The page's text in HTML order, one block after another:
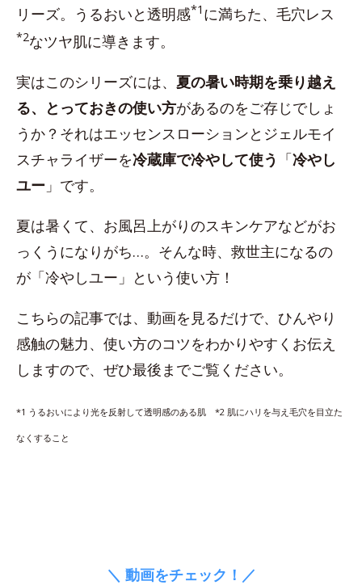
リーズ。うるおいと透明感*1 に満ちた、毛穴レス
*2なツヤ肌に導きます。
実はこのシリーズには、 夏の暑い時期を乗り越え
る、とっておきの使い方があるのをご存じでしょ
うか？それはエッセンスローションとジェルモイ
スチャライザーを冷蔵庫で冷やして使う 「冷やし
ユー 」です。
夏は暑くて、お風呂上がりのスキンケアなどがお
っくうになりがち…。そんな時、救世主になるの
が「冷やしユー」という使い方！
こちらの記事では、動画を見るだけで、ひんやり
感触の魅力、使い方のコツをわかりやすくお伝え
しますので、ぜひ最後までご覧ください。
*1 うるおいにより光を反射して透明感のある肌 *2 肌にハリを与え毛穴を目立た
なくすること
＼ 動画をチェック！／